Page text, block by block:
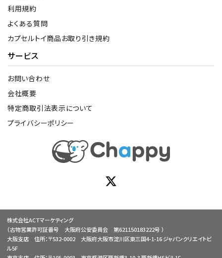
利用規約
よくある質問
カプセルトイ商品お取り引き規約
サービス
お問い合わせ
会社概要
特定商取引法表示について
プライバシーポリシー
株式会社ACTマーケティング
（古物営業許可証番号 大阪府公安委員会 第621150183222号 ）
大阪支店 住所：〒532-0002 大阪府大阪市淀川区東三国4-1-16 ジャパンクリエイトビ
ル5F